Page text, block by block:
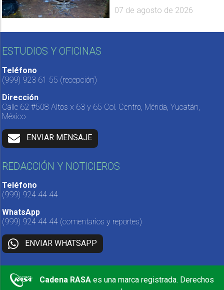
07 de agosto de 2026
ESTUDIOS Y OFICINAS
Teléfono
(999) 923 61 55 (recepción)
Dirección
Calle 62 #508 Altos x 63 y 65 Col. Centro, Mérida, Yucatán,
México.
ENVIAR MENSAJE
REDACCIÓN Y NOTICIEROS
Teléfono
(999) 924 44 44
WhatsApp
(999) 924 44 44 (comentarios y reportes)
ENVIAR WHATSAPP
Cadena RASA es una marca registrada. Derechos